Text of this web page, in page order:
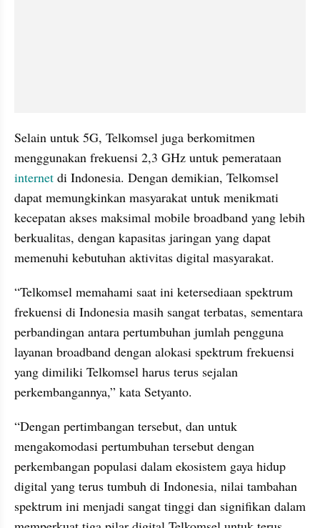
Selain untuk 5G, Telkomsel juga berkomitmen
internet di Indonesia. Dengan demikian, Telkomsel
dapat memungkinkan masyarakat untuk menikmati
kecepatan akses maksimal mobile broadband yang lebih
berkualitas, dengan kapasitas jaringan yang dapat
memenuhi kebutuhan aktivitas digital masyarakat.
“Telkomsel memahami saat ini ketersediaan spektrum
frekuensi di Indonesia masih sangat terbatas, sementara
perbandingan antara pertumbuhan jumlah pengguna
layanan broadband dengan alokasi spektrum frekuensi
yang dimiliki Telkomsel harus terus sejalan
perkembangannya,” kata Setyanto.
“Dengan pertimbangan tersebut, dan untuk
mengakomodasi pertumbuhan tersebut dengan
perkembangan populasi dalam ekosistem gaya hidup
digital yang terus tumbuh di Indonesia, nilai tambahan
spektrum ini menjadi sangat tinggi dan signifikan dalam